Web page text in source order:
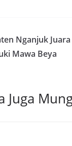
Nganjuk
Mawa Beya
Juga